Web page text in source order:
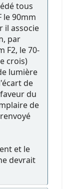
tous
le 90mm
il associe
par
F2, le 70-
crois)
lumière
de
du
de
et le
devrait